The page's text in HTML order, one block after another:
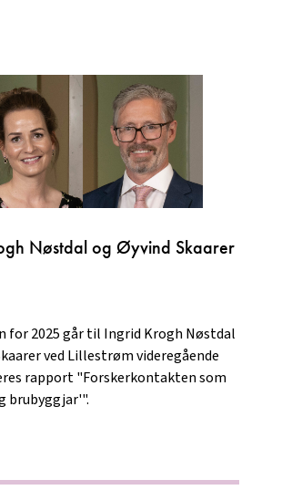
Nøstdal og Øyvind Skaarer
for 2025 går til Ingrid Krogh Nøstdal
ved Lillestrøm videregående
rapport "Forskerkontakten som
brubyggjar'".